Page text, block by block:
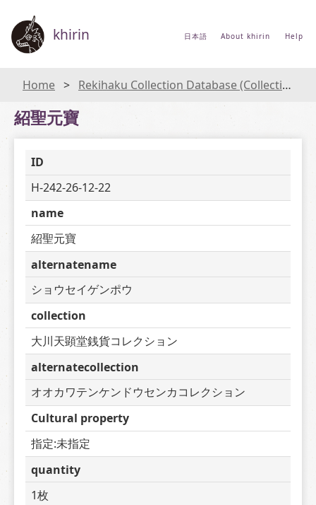
khirin 日本語 About khirin Help
Home Rekihaku Collection Database (Collections Database of the National Museum of Japanese History)
紹聖元寶
ID
H-242-26-12-22
name
紹聖元寶
alternatename
ショウセイゲンポウ
collection
大川天顕堂銭貨コレクション
alternatecollection
オオカワテンケンドウセンカコレクション
Cultural property
指定:未指定
quantity
1枚